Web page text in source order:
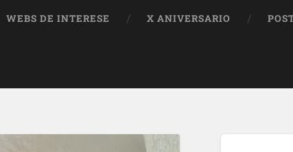
WEBS DE INTERESE X ANIVERSARIO